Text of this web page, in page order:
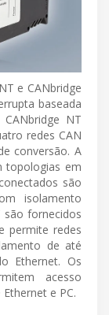
e CANbridge
baseada
NT
redes CAN
conversão. A
topologias em
são
isolamento
são fornecidos
permite redes
de até
Ethernet. Os
acesso
e PC.